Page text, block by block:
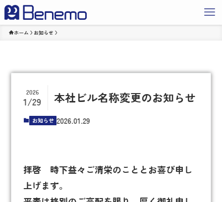
ホーム お知らせ
本社ビル名称変更のお知らせ
2026
1/29
お知らせ 2026.01.29
拝啓 時下益々ご清栄のこととお喜び申し
上げます。